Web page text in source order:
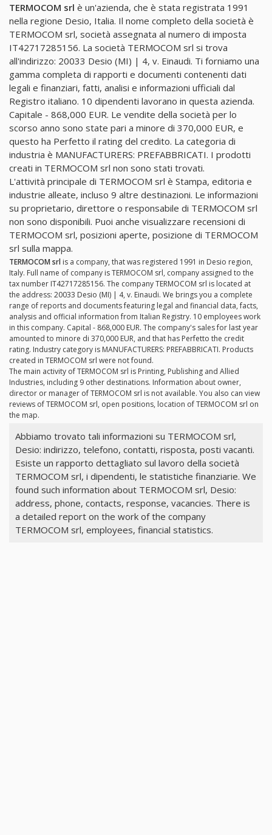
TERMOCOM srl è un'azienda, che è stata registrata 1991
nella regione Desio, Italia. Il nome completo della società è
TERMOCOM srl, società assegnata al numero di imposta
IT42717285156. La società TERMOCOM srl si trova
all'indirizzo: 20033 Desio (MI) | 4, v. Einaudi. Ti forniamo una
gamma completa di rapporti e documenti contenenti dati
legali e finanziari, fatti, analisi e informazioni ufficiali dal
Registro italiano. 10 dipendenti lavorano in questa azienda.
Capitale - 868,000 EUR. Le vendite della società per lo
scorso anno sono state pari a minore di 370,000 EUR, e
questo ha Perfetto il rating del credito. La categoria di
industria è MANUFACTURERS: PREFABBRICATI. I prodotti
creati in TERMOCOM srl non sono stati trovati.
L'attività principale di TERMOCOM srl è Stampa, editoria e
industrie alleate, incluso 9 altre destinazioni. Le informazioni
su proprietario, direttore o responsabile di TERMOCOM srl
non sono disponibili. Puoi anche visualizzare recensioni di
TERMOCOM srl, posizioni aperte, posizione di TERMOCOM
srl sulla mappa.
TERMOCOM srl is a company, that was registered 1991 in Desio region,
Italy. Full name of company is TERMOCOM srl, company assigned to the
tax number IT42717285156. The company TERMOCOM srl is located at
the address: 20033 Desio (MI) | 4, v. Einaudi. We brings you a complete
range of reports and documents featuring legal and financial data, facts,
analysis and official information from Italian Registry. 10 employees work
in this company. Capital - 868,000 EUR. The company's sales for last year
amounted to minore di 370,000 EUR, and that has Perfetto the credit
rating. Industry category is MANUFACTURERS: PREFABBRICATI. Products
created in TERMOCOM srl were not found.
The main activity of TERMOCOM srl is Printing, Publishing and Allied
Industries, including 9 other destinations. Information about owner,
director or manager of TERMOCOM srl is not available. You also can view
reviews of TERMOCOM srl, open positions, location of TERMOCOM srl on
the map.
Abbiamo trovato tali informazioni su TERMOCOM srl,
Desio: indirizzo, telefono, contatti, risposta, posti vacanti.
Esiste un rapporto dettagliato sul lavoro della società
TERMOCOM srl, i dipendenti, le statistiche finanziarie. We
found such information about TERMOCOM srl, Desio:
address, phone, contacts, response, vacancies. There is
a detailed report on the work of the company
TERMOCOM srl, employees, financial statistics.